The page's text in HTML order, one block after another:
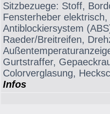
Sitzbezuege: Stoff,
Fensterheber
Antiblockiersystem
Raeder/Breitreifen,
Gurtstraffer,
Colorverglasung,
Infos